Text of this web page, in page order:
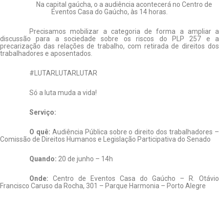
Na capital gaúcha, o a audiência acontecerá no Centro de
Eventos Casa do Gaúcho, às 14 horas.
Precisamos mobilizar a categoria de forma a ampliar a
discussão para a sociedade sobre os riscos do PLP 257 e a
precarização das relações de trabalho, com retirada de direitos dos
trabalhadores e aposentados.
#LUTARLUTARLUTAR
Só a luta muda a vida!
Serviço:
O quê: Audiência Pública sobre o direito dos trabalhadores –
Comissão de Direitos Humanos e Legislação Participativa do Senado
Quando: 20 de junho – 14h
Onde: Centro de Eventos Casa do Gaúcho – R. Otávio
Francisco Caruso da Rocha, 301 – Parque Harmonia – Porto Alegre